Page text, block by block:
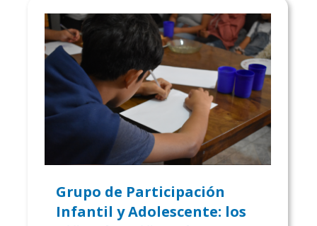
Grupo de Participación
Infantil y Adolescente: los